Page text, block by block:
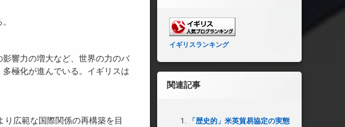
響力の増大など、世界の力のバ
極化が進んでいる。イギリスは
り広範な国際関係の再構築を目
イギリスランキング
関連記事
「歴史的」米英貿易協定の実態